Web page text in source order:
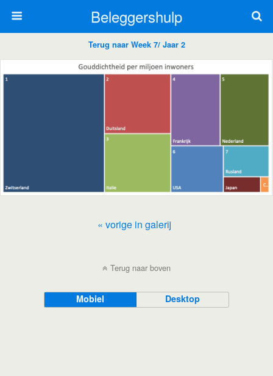
Beleggershulp
Terug naar Week 7/ Jaar 2
« vorige in galerij
Terug naar boven
Mobiel Desktop